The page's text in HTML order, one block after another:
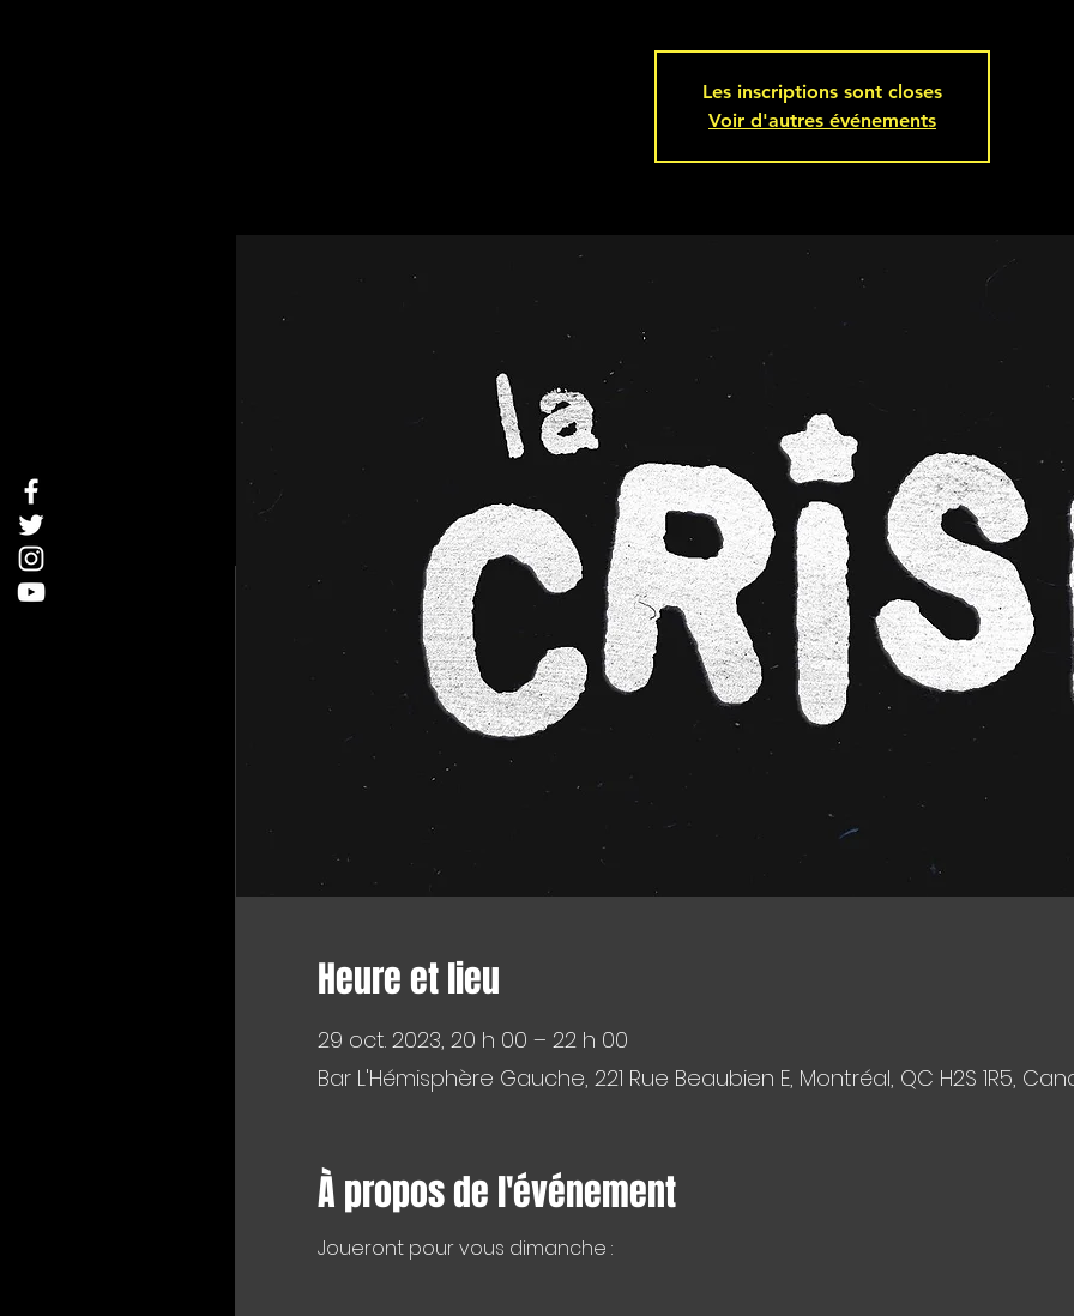
Les inscriptions sont closes
Voir d'autres événements
Heure et lieu
29 oct. 2023, 20 h 00 – 22 h 00
Bar L'Hémisphère Gauche, 221 Rue Beaubien E, Montréal, QC H2S 1R5,
À propos de l'événement
Joueront pour vous dimanche :